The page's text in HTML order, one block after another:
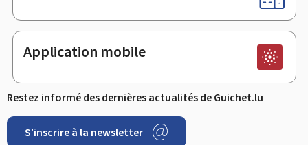
Application mobile
Restez informé des dernières actualités de Guichet.lu
S’inscrire à la newsletter